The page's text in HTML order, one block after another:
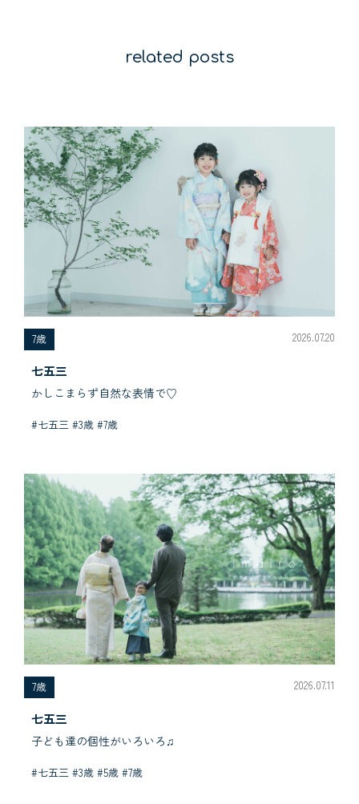
related posts
7歳 2026.07.20
七五三
かしこまらず自然な表情で♡
#七五三 #3歳 #7歳
7歳 2026.07.11
七五三
子ども達の個性がいろいろ♫
#七五三 #3歳 #5歳 #7歳